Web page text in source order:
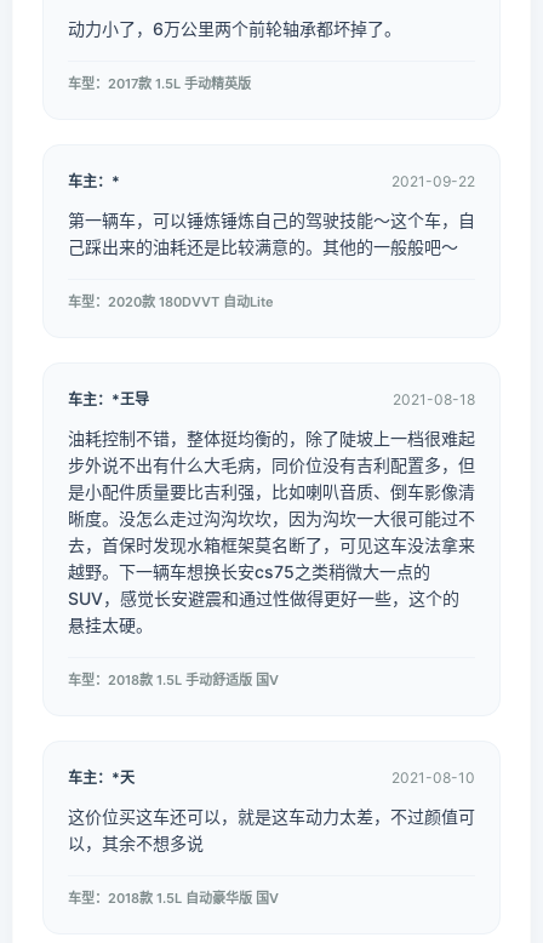
动力小了，6万公里两个前轮轴承都坏掉了。
车型：2017款 1.5L 手动精英版
车主：* 2021-09-22
第一辆车，可以锤炼锤炼自己的驾驶技能～这个车，自
己踩出来的油耗还是比较满意的。其他的一般般吧～
车型：2020款 180DVVT 自动Lite
车主：*王导 2021-08-18
油耗控制不错，整体挺均衡的，除了陡坡上一档很难起
步外说不出有什么大毛病，同价位没有吉利配置多，但
是小配件质量要比吉利强，比如喇叭音质、倒车影像清
晰度。没怎么走过沟沟坎坎，因为沟坎一大很可能过不
去，首保时发现水箱框架莫名断了，可见这车没法拿来
越野。下一辆车想换长安cs75之类稍微大一点的
SUV，感觉长安避震和通过性做得更好一些，这个的
悬挂太硬。
车型：2018款 1.5L 手动舒适版 国V
车主：*天 2021-08-10
这价位买这车还可以，就是这车动力太差，不过颜值可
以，其余不想多说
车型：2018款 1.5L 自动豪华版 国V